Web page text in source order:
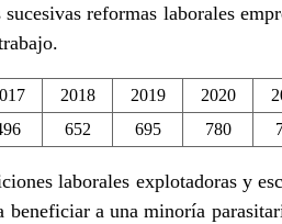
reformas laborales
2018 2019 2020
652 695 780
laborales explotadoras y
a una minoría